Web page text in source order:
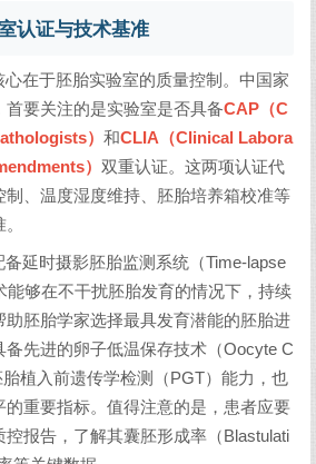
认证与技术基准
在于胚胎实验室的质量控制。中国家
首要关注的是实验室是否具备CAP（C
） 和CLIA（Clinical Labora
） 双重认证。这两项认证代
制、温度湿度维持、胚胎培养箱校准等
延时摄影胚胎监测系统（Time-lapse
能够在不干扰胚胎发育的情况下，持续
助胚胎学家选择最具发育潜能的胚胎进
先进的卵子低温保存技术（Oocyte C
植入前遗传学检测（PGT）能力，也
的重要指标。值得注意的是，患者应要
报告，了解其囊胚形成率（Blastulati